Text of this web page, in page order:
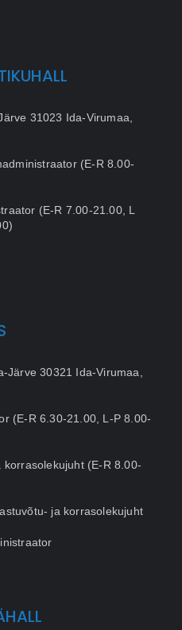
31023 Ida-Virumaa,
(E-R 8.00-
(E-R 7.00-21.00, L
Järve 30321 Ida-Virumaa,
(E-R 6.30-21.00, L-P 8.00-
(E-R 8.00-
ja korrasolekujuht